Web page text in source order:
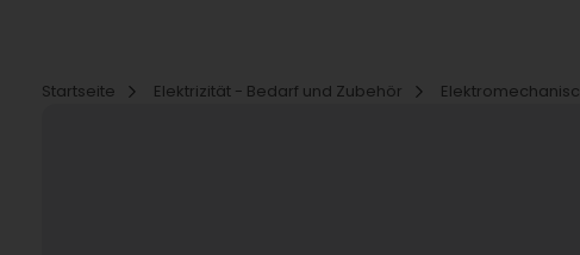
Startseite
Elektrizität - Bedarf und Zubehör